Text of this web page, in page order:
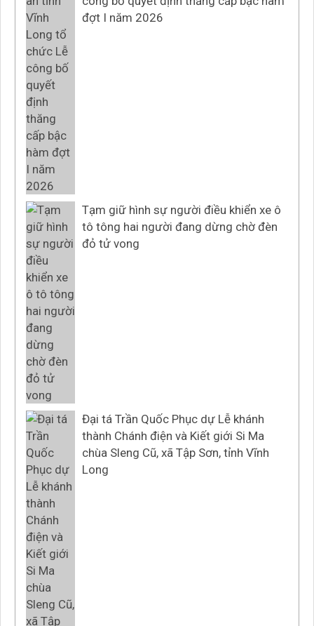
đợt I năm 2026
Tạm giữ hình sự người điều khiển xe ô
tô tông hai người đang dừng chờ đèn
đỏ tử vong
Đại tá Trần Quốc Phục dự Lễ khánh
thành Chánh điện và Kiết giới Si Ma
chùa Sleng Cũ, xã Tập Sơn, tỉnh Vĩnh
Long